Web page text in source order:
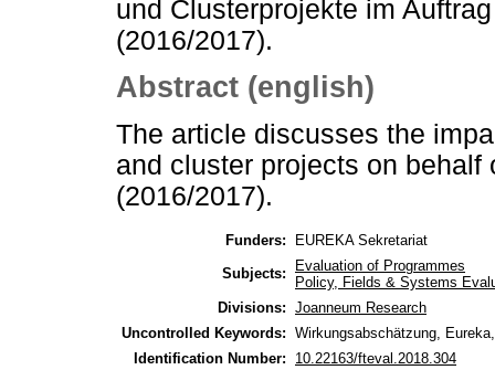
und Clusterprojekte im
(2016/2017).
Abstract (english)
The article discusses the
and cluster projects on behalf
(2016/2017).
Funders:
EUREKA Sekretariat
Subjects:
Evaluation of Programmes
Policy, Fields & Systems
Divisions: Joanneum Research
Uncontrolled Keywords: Wirkungsabschätzung,
Identification Number:
10.22163/fteval.2018.304